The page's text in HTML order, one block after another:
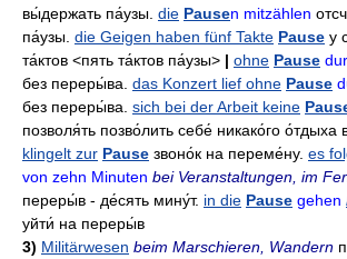
вы́держать па́узы die Pausen mitzählen
па́узы die Geigen haben fünf Takte Pause у
та́ктов <пять та́ктов па́узы> | ohne Pause
без переры́ва das Konzert lief ohne Pause
без переры́ва sich bei der Arbeit keine
позволя́ть позво́лить себе́ никако́го
klingelt zur Pause звоно́к на переме́ну. es
von zehn Minuten bei Veranstaltungen, im
переры́в - де́сять мину́т. in die Pause gehen
уйти́ на переры́в
3) Militärwesen beim Marschieren, Wandern